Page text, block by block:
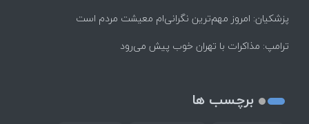
پزشکیان: امروز مهم‌ترین نگرانی‌ام معیشت مردم است
ترامپ: مذاکرات با تهران خوب پیش می‌رود
برچسب ها